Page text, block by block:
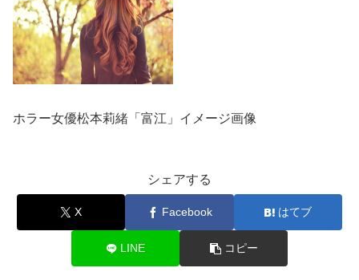
ホラー女優松本莉緒「富江」イメージ画像
シェアする
X Facebook はてブ
LINE コピー